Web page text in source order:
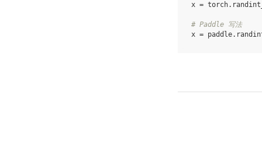
x = torch.
# Paddle 写法
x = paddle.